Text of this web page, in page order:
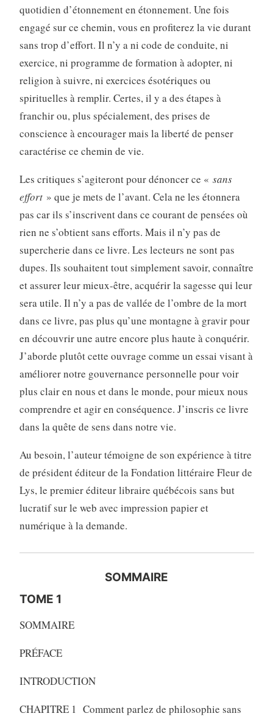
quotidien d’étonnement en étonnement. Une fois
engagé sur ce chemin, vous en profiterez la vie durant
sans trop d’effort. Il n’y a ni code de conduite, ni
exercice, ni programme de formation à adopter, ni
religion à suivre, ni exercices ésotériques ou
spirituelles à remplir. Certes, il y a des étapes à
franchir ou, plus spécialement, des prises de
conscience à encourager mais la liberté de penser
caractérise ce chemin de vie.
Les critiques s’agiteront pour dénoncer ce « sans
effort» que je mets de l’avant. Cela ne les étonnera
pas car ils s’inscrivent dans ce courant de pensées où
rien ne s’obtient sans efforts. Mais il n’y pas de
supercherie dans ce livre. Les lecteurs ne sont pas
dupes. Ils souhaitent tout simplement savoir, connaître
et assurer leur mieux-être, acquérir la sagesse qui leur
sera utile. Il n’y a pas de vallée de l’ombre de la mort
dans ce livre, pas plus qu’une montagne à gravir pour
en découvrir une autre encore plus haute à conquérir.
J’aborde plutôt cette ouvrage comme un essai visant à
améliorer notre gouvernance personnelle pour voir
plus clair en nous et dans le monde, pour mieux nous
comprendre et agir en conséquence. J’inscris ce livre
dans la quête de sens dans notre vie.
Au besoin, l’auteur témoigne de son expérience à titre
de président éditeur de la Fondation littéraire Fleur de
Lys, le premier éditeur libraire québécois sans but
lucratif sur le web avec impression papier et
numérique à la demande.
SOMMAIRE
TOME 1
SOMMAIRE
PRÉFACE
INTRODUCTION
CHAPITRE 1 Comment parlez de philosophie sans